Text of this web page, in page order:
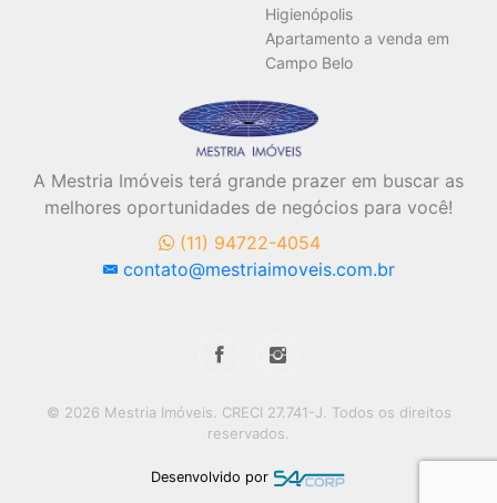
Higienópolis
Apartamento a venda em
Campo Belo
A Mestria Imóveis terá grande prazer em buscar as
melhores oportunidades de negócios para você!
(11) 94722-4054
contato@mestriaimoveis.com.br
© 2026 Mestria Imóveis. CRECI 27.741-J. Todos os direitos
reservados.
Desenvolvido por